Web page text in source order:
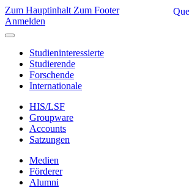
Zum Hauptinhalt Zum Footer
Anmelden
Studieninteressierte
Studierende
Forschende
Internationale
HIS/LSF
Groupware
Accounts
Satzungen
Medien
Förderer
Alumni